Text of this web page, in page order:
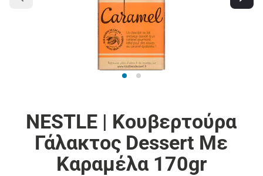
NESTLE | Κουβερτούρα
Γάλακτος Dessert Με
Καραμέλα 170gr